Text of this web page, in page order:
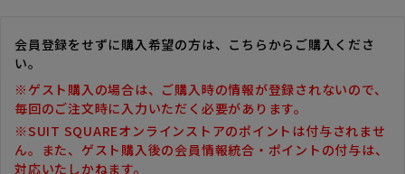
会員登録をせずに購入希望の方は、こちらからご購入くださ
い。
※ゲスト購入の場合は、ご購入時の情報が登録されないので、
毎回のご注文時に入力いただく必要があります。
※SUIT SQUAREオンラインストアのポイントは付与されませ
ん。また、ゲスト購入後の会員情報統合・ポイントの付与は、
対応いたしかねます。